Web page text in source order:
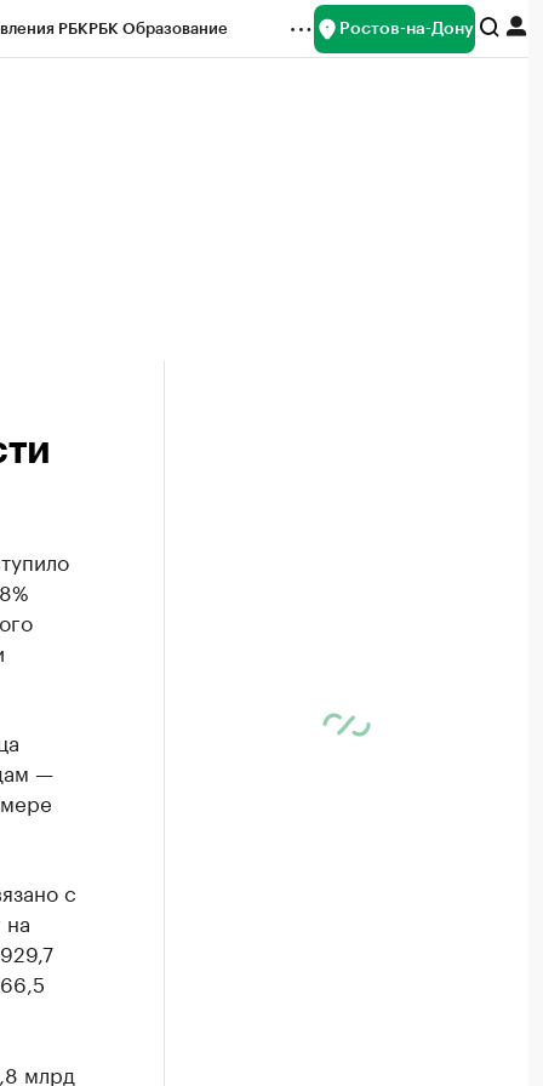
РБКРБК Образование Ростов-на-Дону
—
с
млрд